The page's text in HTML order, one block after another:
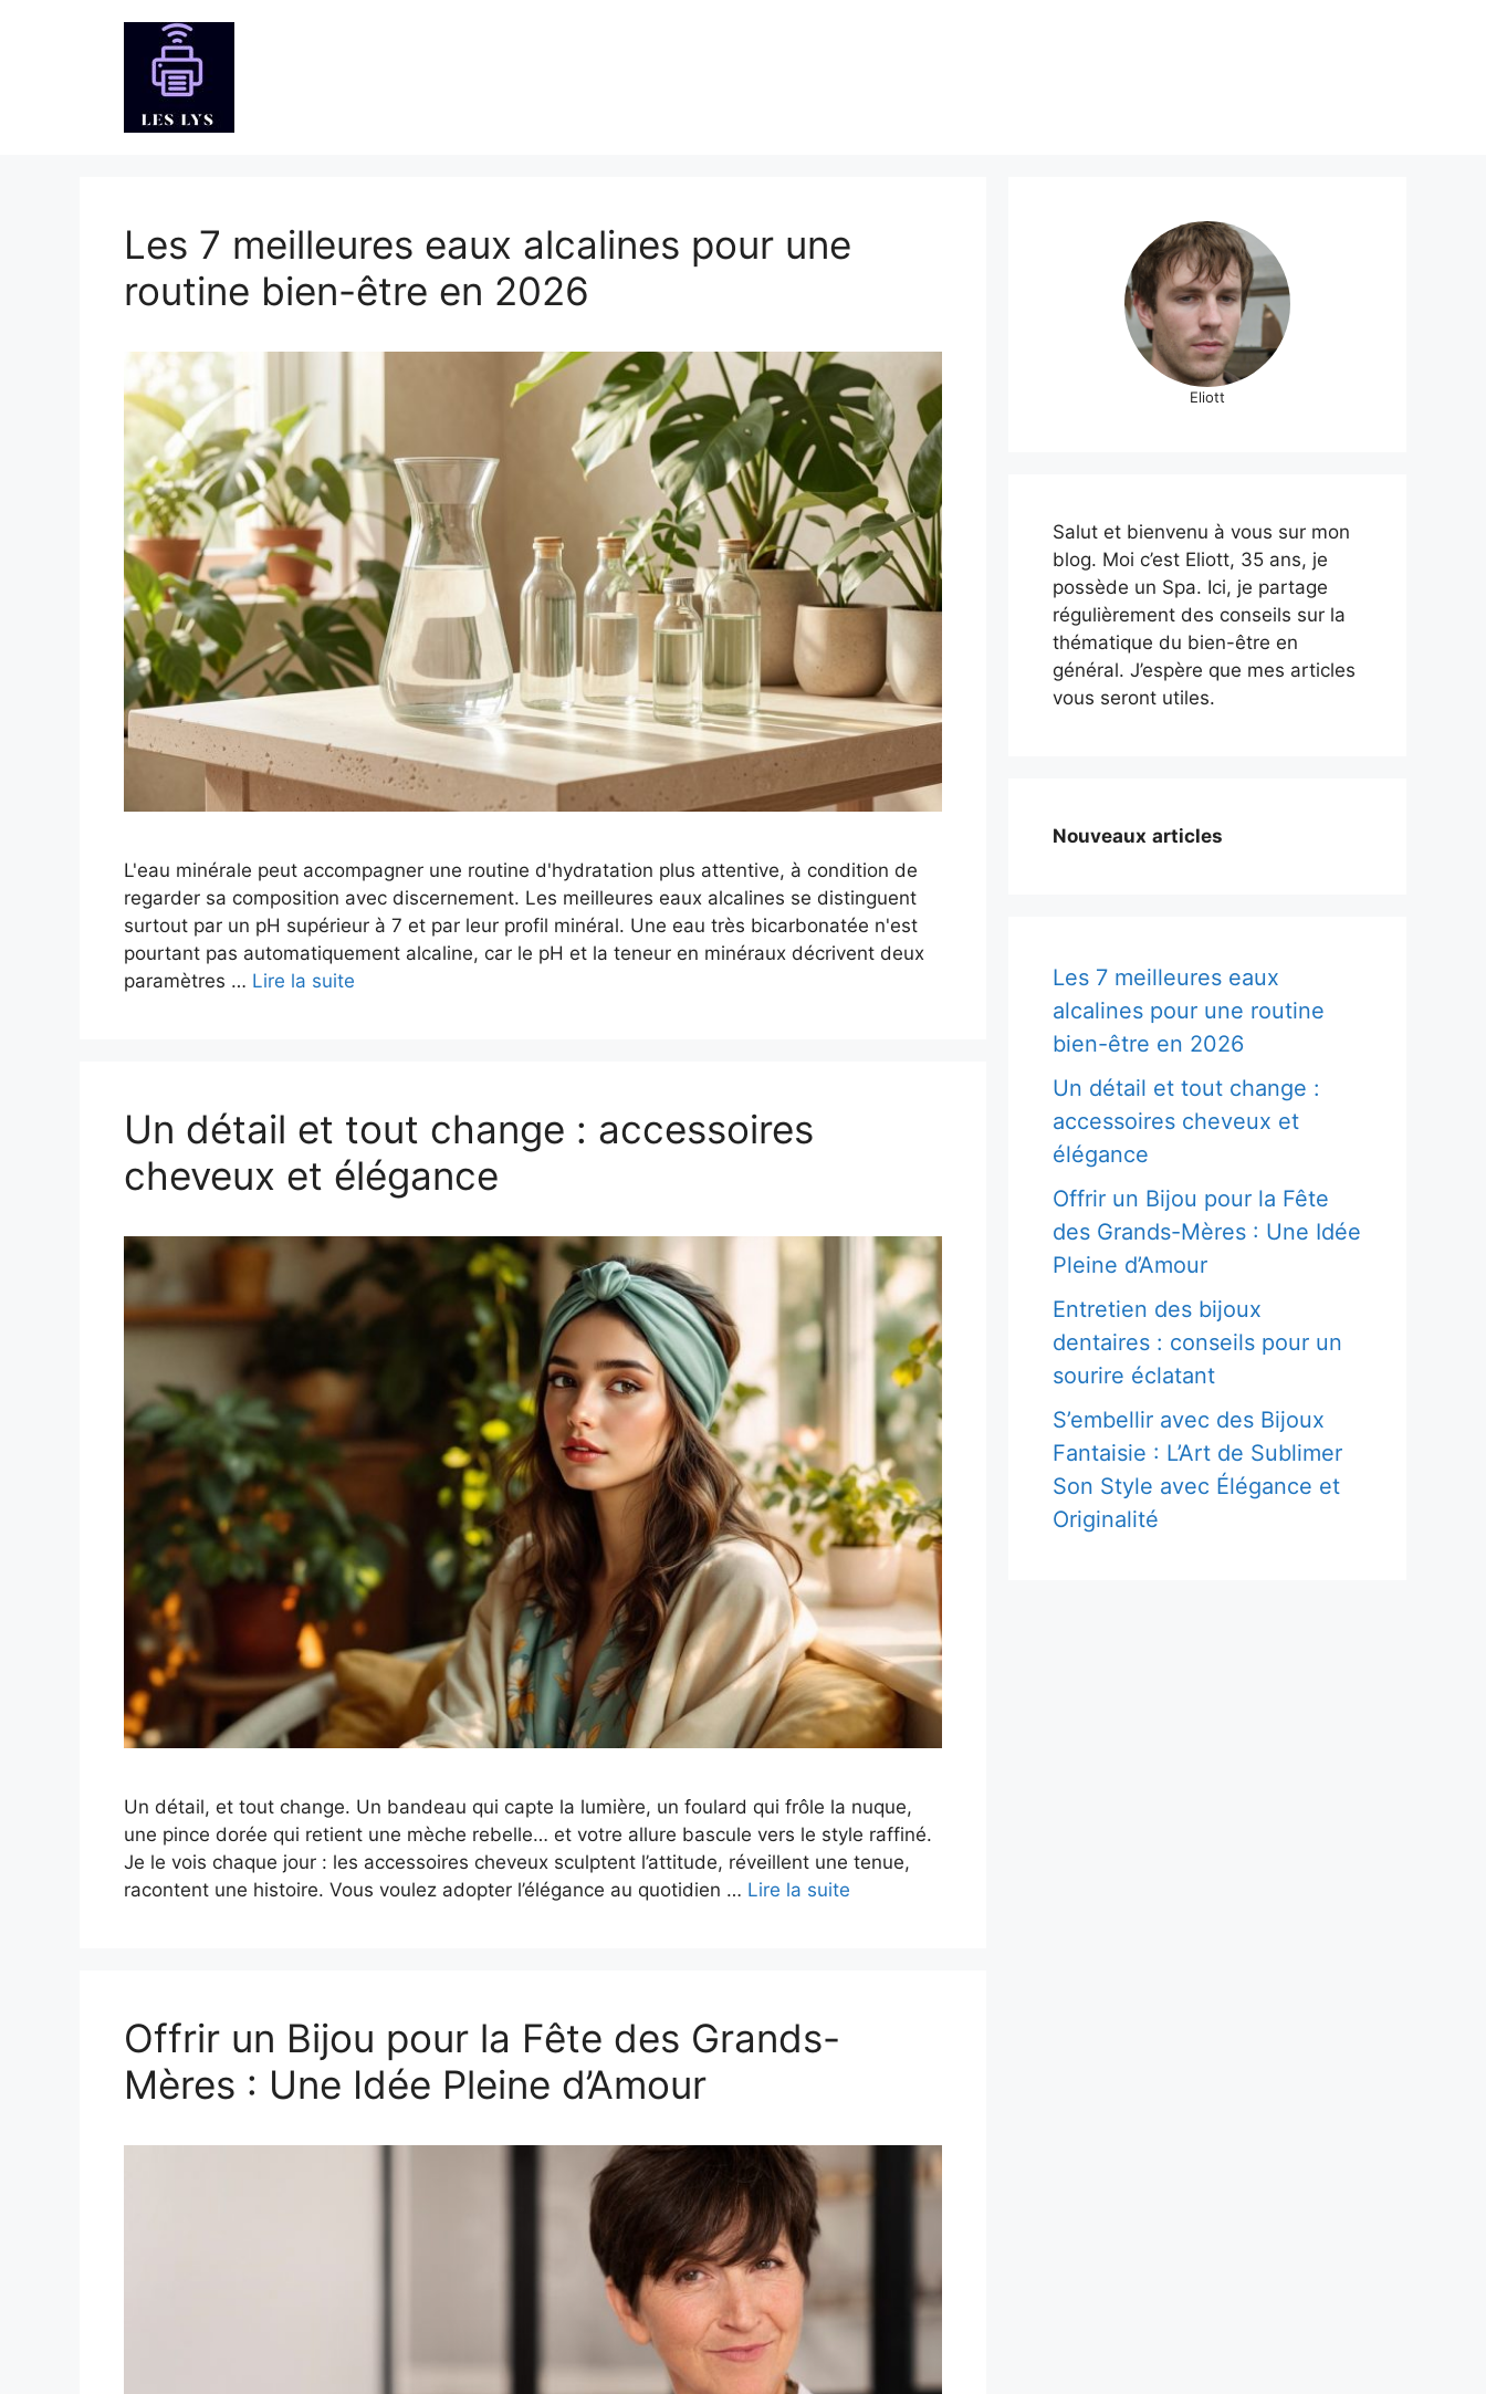
Les 7 meilleures eaux alcalines pour une
routine bien-être en 2026
L'eau minérale peut accompagner une routine d'hydratation plus attentive, à condition de
regarder sa composition avec discernement. Les meilleures eaux alcalines se distinguent
surtout par un pH supérieur à 7 et par leur profil minéral. Une eau très bicarbonatée n'est
pourtant pas automatiquement alcaline, car le pH et la teneur en minéraux décrivent deux
paramètres … Lire la suite
Un détail et tout change : accessoires
cheveux et élégance
Un détail, et tout change. Un bandeau qui capte la lumière, un foulard qui frôle la nuque,
une pince dorée qui retient une mèche rebelle… et votre allure bascule vers le style raffiné.
Je le vois chaque jour : les accessoires cheveux sculptent l’attitude, réveillent une tenue,
racontent une histoire. Vous voulez adopter l’élégance au quotidien … Lire la suite
Offrir un Bijou pour la Fête des Grands-
Mères : Une Idée Pleine d’Amour
Eliott
Salut et bienvenu à vous sur mon
blog. Moi c’est Eliott, 35 ans, je
possède un Spa. Ici, je partage
régulièrement des conseils sur la
thématique du bien-être en
général. J’espère que mes articles
vous seront utiles.
Nouveaux articles
Les 7 meilleures eaux
alcalines pour une routine
bien-être en 2026
Un détail et tout change :
accessoires cheveux et
élégance
Offrir un Bijou pour la Fête
des Grands-Mères : Une Idée
Pleine d’Amour
Entretien des bijoux
dentaires : conseils pour un
sourire éclatant
S’embellir avec des Bijoux
Fantaisie : L’Art de Sublimer
Son Style avec Élégance et
Originalité